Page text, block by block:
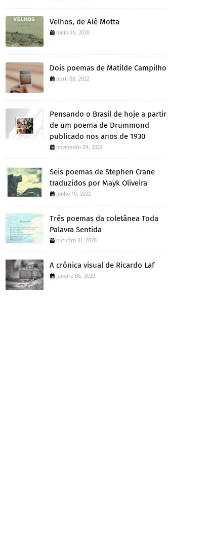
Velhos, de Alê Motta
maio 24, 2020
Dois poemas de Matilde Campilho
abril 08, 2022
Pensando o Brasil de hoje a partir
de um poema de Drummond
publicado nos anos de 1930
novembro 09, 2022
Seis poemas de Stephen Crane
traduzidos por Mayk Oliveira
junho 10, 2022
Três poemas da coletânea Toda
Palavra Sentida
outubro 31, 2020
A crônica visual de Ricardo Laf
janeiro 06, 2020